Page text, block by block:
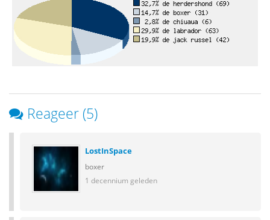
Reageer (5)
LostInSpace
boxer
1 decennium geleden